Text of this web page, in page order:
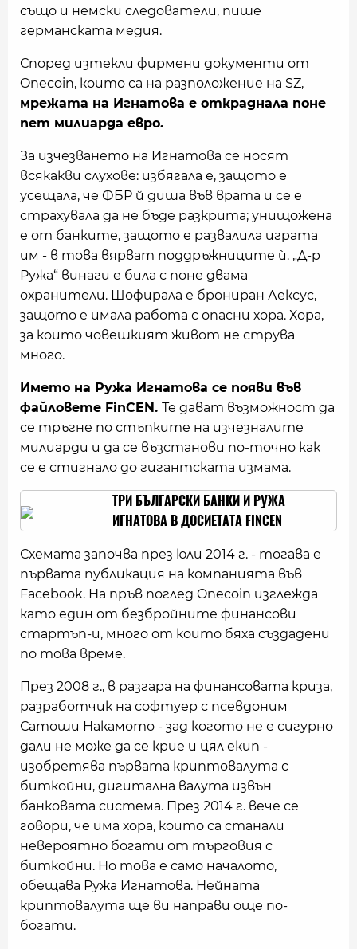
също и немски следователи, пише
германската медия.
Според изтекли фирмени документи от
Onecoin, които са на разположение на SZ,
мрежата на Игнатова е откраднала поне
пет милиарда евро.
За изчезването на Игнатова се носят
всякакви слухове: избягала е, защото е
усещала, че ФБР й диша във врата и се е
страхувала да не бъде разкрита; унищожена
е от банките, защото е развалила играта
им - в това вярват поддръжниците ѝ. „Д-р
Ружа“ винаги е била с поне двама
охранители. Шофирала е брониран Лексус,
защото е имала работа с опасни хора. Хора,
за които човешкият живот не струва
много.
Името на Ружа Игнатова се появи във
файловете FinCEN. Те дават възможност да
се тръгне по стъпките на изчезналите
милиарди и да се възстанови по-точно как
се е стигнало до гигантската измама.
ТРИ БЪЛГАРСКИ БАНКИ И РУЖА
ИГНАТОВА В ДОСИЕТАТА FINCEN
Схемата започва през юли 2014 г. - тогава е
първата публикация на компанията във
Facebook. На пръв поглед Onecoin изглежда
като един от безбройните финансови
стартъп-и, много от които бяха създадени
по това време.
През 2008 г., в разгара на финансовата криза,
разработчик на софтуер с псевдоним
Сатоши Накамото - зад когото не е сигурно
дали не може да се крие и цял екип -
изобретява първата криптовалута с
биткойни, дигитална валута извън
банковата система. През 2014 г. вече се
говори, че има хора, които са станали
невероятно богати от търговия с
биткойни. Но това е само началото,
обещава Ружа Игнатова. Нейната
криптовалута ще ви направи още по-
богати.